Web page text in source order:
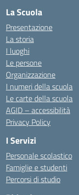
La Scuola
Presentazione
La storia
I luoghi
Le persone
Organizzazione
I numeri della scuola
Le carte della scuola
AGID – accessibilità
Privacy Policy
I Servizi
Personale scolastico
Famiglie e studenti
Percorsi di studio